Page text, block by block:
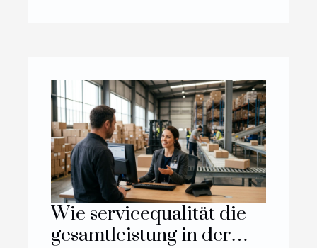
Wie servicequalität die
gesamtleistung in der